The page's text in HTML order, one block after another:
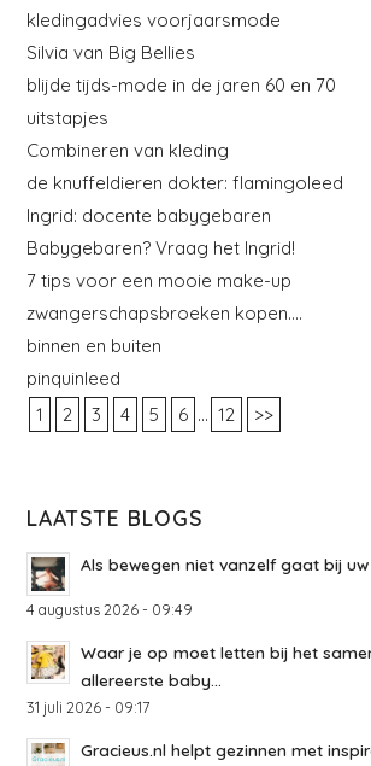
kledingadvies voorjaarsmode
Silvia van Big Bellies
blijde tijds-mode in de jaren 60 en 70
uitstapjes
Combineren van kleding
de knuffeldieren dokter: flamingoleed
Ingrid: docente babygebaren
Babygebaren? Vraag het Ingrid!
7 tips voor een mooie make-up
zwangerschapsbroeken kopen….
binnen en buiten
pinquinleed
1
2 3 4 5 6 ... 12 >>
LAATSTE BLOGS
Als bewegen niet vanzelf gaat bij
4 augustus 2026 - 09:49
Waar je op moet letten bij het
allereerste baby...
31 juli 2026 - 09:17
Gracieus.nl helpt gezinnen met